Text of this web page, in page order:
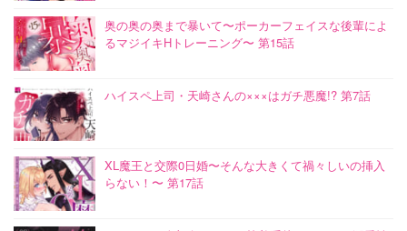
奥の奥の奥まで暴いて〜ポーカーフェイスな後輩によ
るマジイキHトレーニング〜 第15話
ハイスペ上司・天崎さんの×××はガチ悪魔!? 第7話
XL魔王と交際0日婚〜そんな大きくて禍々しいの挿入
らない！〜 第17話